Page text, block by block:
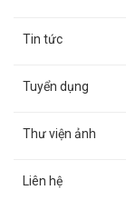
Tin tức
Tuyển dụng
Thư viện ảnh
Liên hệ